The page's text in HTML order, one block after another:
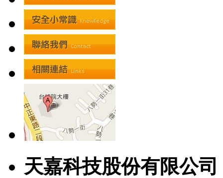
天嘉科技股份有限公司